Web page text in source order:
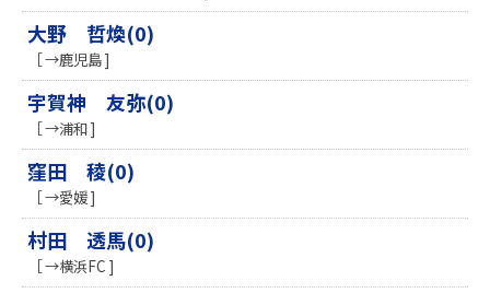
大野 哲煥(0)
［ →鹿児島 ]
宇賀神 友弥(0)
［ →浦和 ]
窪田 稜(0)
［ →愛媛 ]
村田 透馬(0)
［ →横浜FC ]